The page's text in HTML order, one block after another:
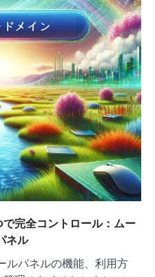
完全コントロール：ムー
ネル
ルパネルの機能、利用方